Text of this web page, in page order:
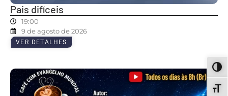
Pais difíceis
19:00
9 de agosto de 2026
VER DETALHES